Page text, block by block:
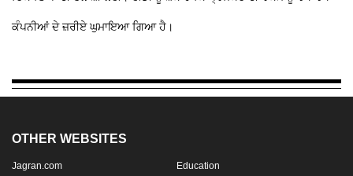
ਕੰਪਨੀਆਂ ਦੇ ਜ਼ਰੀਏ ਘੁਮਾਇਆ ਗਿਆ ਹੈ।
OTHER WEBSITES
Jagran.com Education